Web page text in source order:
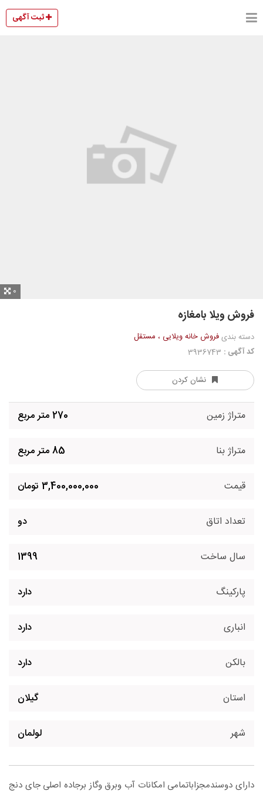
ثبت آگهی
0
فروش ویلا بامغازه
دسته بندیفروش خانه ویلایی ، مستقل
کد آگهی :
نشان کردن
متراژ زمین 270 متر مربع
متراژ بنا 85 متر مربع
قیمت 3,400,000,000 تومان
تعداد اتاق دو
سال ساخت 1399
پارکینگ دارد
انباری دارد
بالکن دارد
استان گیلان
شهر لولمان
دارای دوسندمجزاباتمامی امکانات آب وبرق وگاز برجاده اصلی جای دنج